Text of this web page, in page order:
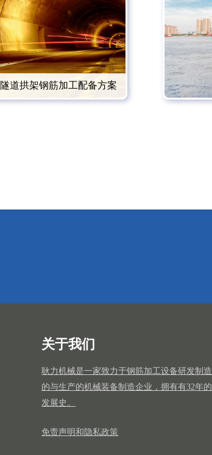
隧道拱架钢筋加工配备方案
关于我们
耿力机械是一家致力于钢筋加工设备研发制造
的与生产的机械装备制造企业，拥有有32年的
发展史。
免责声明和隐私政策